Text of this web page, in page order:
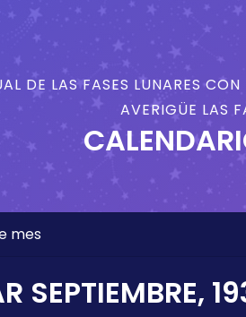
DE LAS FASES LUNARES
AVERIGÜE LAS
mes
SEPTIEMBRE,